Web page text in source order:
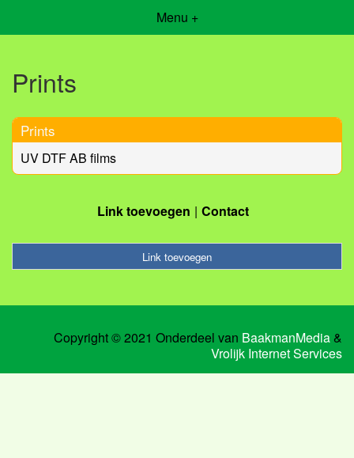
Menu +
Prints
Prints
UV DTF AB films
Link toevoegen Contact
Link toevoegen
Copyright © 2021 Onderdeel van BaakmanMedia &
Vrolijk Internet Services